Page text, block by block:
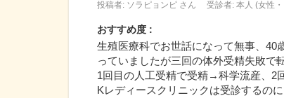
投稿者: ソラピョンピ さん
受診者: 本人 (女性
おすすめ度 :
生殖医療科でお世話になって無事、40
っていましたが三回の体外受精失敗で
1回目の人工受精で受精→科学流産、2
Kレディースクリニックは受診するの